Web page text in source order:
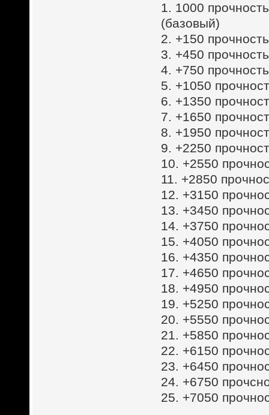
1. 1000
(базовый)
2. +150
3. +450
4. +750
5. +1050
6. +1350
7. +1650
8. +1950
9. +2250
10. +2550
11. +2850
12. +3150
13. +3450
14. +3750
15. +4050
16. +4350
17. +4650
18. +4950
19. +5250
20. +5550
21. +5850
22. +6150
23. +6450
24. +6750
25. +7050